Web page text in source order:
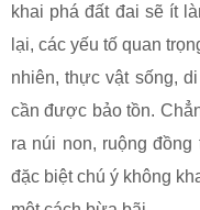
khai phá đất đai sẽ ít
lại, các yếu tố quan
nhiên, thực vật sống,
cần được bảo tồn.
ra núi non, ruộng
đặc biệt chú ý không